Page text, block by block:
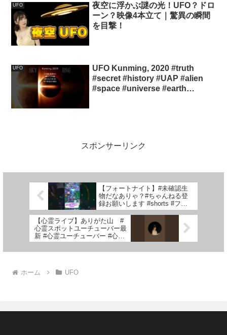
UFO
夜空に浮かぶ謎の光！UFO？ドロ
ーン？映像4本立て｜驚異の瞬間
を目撃！
UFO
UFO Kunming, 2020 #truth
#secret #history #UAP #alien
#space #universe #earth
スポンサーリンク
【フォートナイト】#未確認生
物だなありゃ？#ちゃんねる登
録お願いします #shorts #フォ
トナ #リロード #fortnite #ゆっ
くり実況 #キーマウ練習中 #ア
ラフォーおじさん
【心霊ライブ】ありがた山 #
心霊スポットユーチューバー最
新 #心霊ユーチューバー #心霊
映像
ホーム UFO